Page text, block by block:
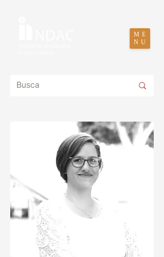
ME
NU